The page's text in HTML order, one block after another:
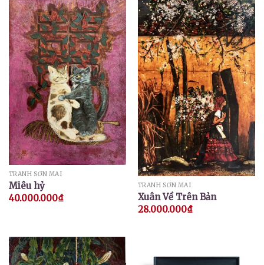
TRANH SƠN MÀI
Miêu hỷ
40.000.000₫
TRANH SƠN MÀI
Xuân Về Trên Bản
28.000.000₫